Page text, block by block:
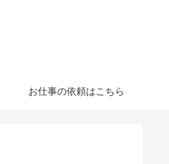
お仕事の依頼はこちら